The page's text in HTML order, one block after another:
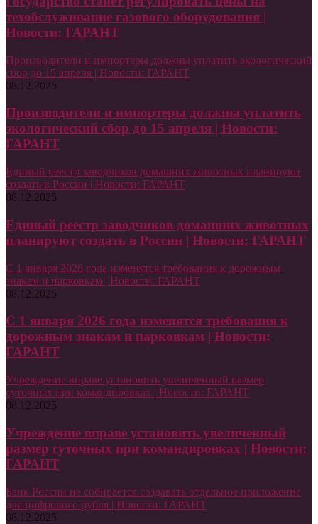
техобслуживание газового оборудования |
Новости: ГАРАНТ
Производители и импортеры должны уплатить экологический
сбор до 15 апреля | Новости: ГАРАНТ
08.12.2025
Производители и импортеры должны уплатить
экологический сбор до 15 апреля | Новости:
ГАРАНТ
Единый реестр заводчиков домашних животных планируют
создать в России | Новости: ГАРАНТ
08.12.2025
Единый реестр заводчиков домашних животных
планируют создать в России | Новости: ГАРАНТ
С 1 января 2026 года изменятся требования к дорожным
знакам и парковкам | Новости: ГАРАНТ
08.12.2025
С 1 января 2026 года изменятся требования к
дорожным знакам и парковкам | Новости:
ГАРАНТ
Учреждение вправе установить увеличенный размер
суточных при командировках | Новости: ГАРАНТ
08.12.2025
Учреждение вправе установить увеличенный
размер суточных при командировках | Новости:
ГАРАНТ
Банк России не собирается создавать отдельное приложение
для цифрового рубля | Новости: ГАРАНТ
08.12.2025